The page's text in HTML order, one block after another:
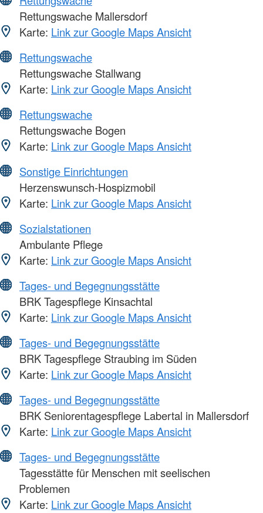
Rettungswache Mallersdorf
Karte: Link zur Google Maps Ansicht
Rettungswache
Rettungswache Stallwang
Karte: Link zur Google Maps Ansicht
Rettungswache
Rettungswache Bogen
Karte: Link zur Google Maps Ansicht
Sonstige Einrichtungen
Herzenswunsch-Hospizmobil
Karte: Link zur Google Maps Ansicht
Sozialstationen
Ambulante Pflege
Karte: Link zur Google Maps Ansicht
Tages- und Begegnungsstätte
BRK Tagespflege Kinsachtal
Karte: Link zur Google Maps Ansicht
Tages- und Begegnungsstätte
BRK Tagespflege Straubing im Süden
Karte: Link zur Google Maps Ansicht
Tages- und Begegnungsstätte
BRK Seniorentagespflege Labertal in Mallersdorf
Karte: Link zur Google Maps Ansicht
Tages- und Begegnungsstätte
Tagesstätte für Menschen mit seelischen
Problemen
Karte: Link zur Google Maps Ansicht